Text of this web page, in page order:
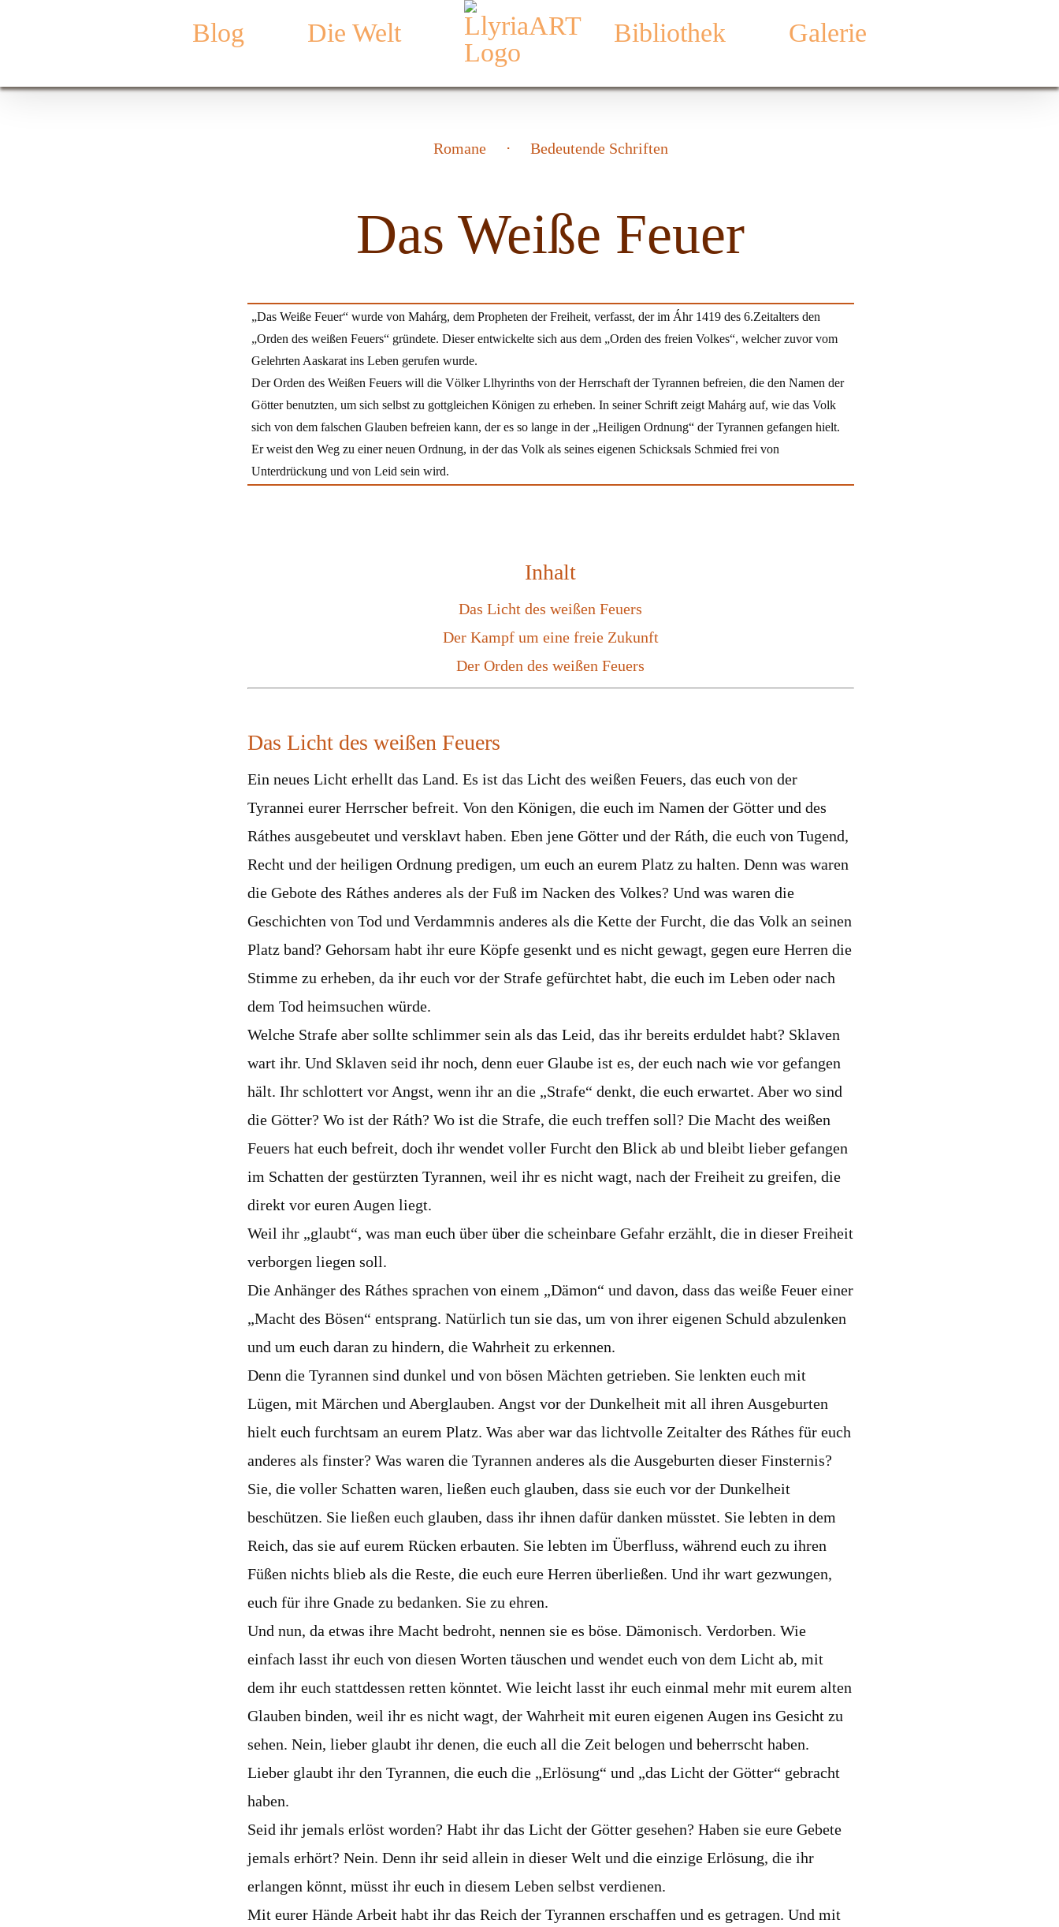
Blog Die Welt Bibliothek Galerie
Romane Bedeutende Schriften
Das Weiße Feuer
„Das Weiße Feuer“ wurde von Mahárg, dem Propheten der Freiheit, verfasst, der im Áhr 1419 des 6.Zeitalters den
„Orden des weißen Feuers“ gründete. Dieser entwickelte sich aus dem „Orden des freien Volkes“, welcher zuvor vom
Gelehrten Aaskarat ins Leben gerufen wurde.
Der Orden des Weißen Feuers will die Völker Llhyrinths von der Herrschaft der Tyrannen befreien, die den Namen der
Götter benutzten, um sich selbst zu gottgleichen Königen zu erheben. In seiner Schrift zeigt Mahárg auf, wie das Volk
sich von dem falschen Glauben befreien kann, der es so lange in der „Heiligen Ordnung“ der Tyrannen gefangen hielt.
Er weist den Weg zu einer neuen Ordnung, in der das Volk als seines eigenen Schicksals Schmied frei von
Unterdrückung und von Leid sein wird.
Inhalt
Das Licht des weißen Feuers
Der Kampf um eine freie Zukunft
Der Orden des weißen Feuers
Das Licht des weißen Feuers
Ein neues Licht erhellt das Land. Es ist das Licht des weißen Feuers, das euch von der
Tyrannei eurer Herrscher befreit. Von den Königen, die euch im Namen der Götter und des
Ráthes ausgebeutet und versklavt haben. Eben jene Götter und der Ráth, die euch von Tugend,
Recht und der heiligen Ordnung predigen, um euch an eurem Platz zu halten. Denn was waren
die Gebote des Ráthes anderes als der Fuß im Nacken des Volkes? Und was waren die
Geschichten von Tod und Verdammnis anderes als die Kette der Furcht, die das Volk an seinen
Platz band? Gehorsam habt ihr eure Köpfe gesenkt und es nicht gewagt, gegen eure Herren die
Stimme zu erheben, da ihr euch vor der Strafe gefürchtet habt, die euch im Leben oder nach
dem Tod heimsuchen würde.
Welche Strafe aber sollte schlimmer sein als das Leid, das ihr bereits erduldet habt? Sklaven
wart ihr. Und Sklaven seid ihr noch, denn euer Glaube ist es, der euch nach wie vor gefangen
hält. Ihr schlottert vor Angst, wenn ihr an die „Strafe“ denkt, die euch erwartet. Aber wo sind
die Götter? Wo ist der Ráth? Wo ist die Strafe, die euch treffen soll? Die Macht des weißen
Feuers hat euch befreit, doch ihr wendet voller Furcht den Blick ab und bleibt lieber gefangen
im Schatten der gestürzten Tyrannen, weil ihr es nicht wagt, nach der Freiheit zu greifen, die
direkt vor euren Augen liegt.
Weil ihr „glaubt“, was man euch über über die scheinbare Gefahr erzählt, die in dieser Freiheit
verborgen liegen soll.
Die Anhänger des Ráthes sprachen von einem „Dämon“ und davon, dass das weiße Feuer einer
„Macht des Bösen“ entsprang. Natürlich tun sie das, um von ihrer eigenen Schuld abzulenken
und um euch daran zu hindern, die Wahrheit zu erkennen.
Denn die Tyrannen sind dunkel und von bösen Mächten getrieben. Sie lenkten euch mit
Lügen, mit Märchen und Aberglauben. Angst vor der Dunkelheit mit all ihren Ausgeburten
hielt euch furchtsam an eurem Platz. Was aber war das lichtvolle Zeitalter des Ráthes für euch
anderes als finster? Was waren die Tyrannen anderes als die Ausgeburten dieser Finsternis?
Sie, die voller Schatten waren, ließen euch glauben, dass sie euch vor der Dunkelheit
beschützen. Sie ließen euch glauben, dass ihr ihnen dafür danken müsstet. Sie lebten in dem
Reich, das sie auf eurem Rücken erbauten. Sie lebten im Überfluss, während euch zu ihren
Füßen nichts blieb als die Reste, die euch eure Herren überließen. Und ihr wart gezwungen,
euch für ihre Gnade zu bedanken. Sie zu ehren.
Und nun, da etwas ihre Macht bedroht, nennen sie es böse. Dämonisch. Verdorben. Wie
einfach lasst ihr euch von diesen Worten täuschen und wendet euch von dem Licht ab, mit
dem ihr euch stattdessen retten könntet. Wie leicht lasst ihr euch einmal mehr mit eurem alten
Glauben binden, weil ihr es nicht wagt, der Wahrheit mit euren eigenen Augen ins Gesicht zu
sehen. Nein, lieber glaubt ihr denen, die euch all die Zeit belogen und beherrscht haben.
Lieber glaubt ihr den Tyrannen, die euch die „Erlösung“ und „das Licht der Götter“ gebracht
haben.
Seid ihr jemals erlöst worden? Habt ihr das Licht der Götter gesehen? Haben sie eure Gebete
jemals erhört? Nein. Denn ihr seid allein in dieser Welt und die einzige Erlösung, die ihr
erlangen könnt, müsst ihr euch in diesem Leben selbst verdienen.
Mit eurer Hände Arbeit habt ihr das Reich der Tyrannen erschaffen und es getragen. Und mit